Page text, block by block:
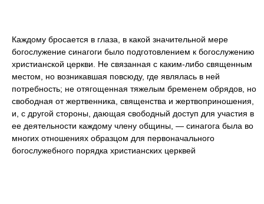
Каждому бросается в глаза, в какой значительной мере
богослужение синагоги было подготовлением к богослужению
христианской церкви. Не связанная с каким-либо священным
местом, но возникавшая повсюду, где являлась в ней
потребность; не отягощенная тяжелым бременем обрядов, но
свободная от жертвенника, священства и жертвоприношения,
и, с другой стороны, дающая свободный доступ для участия в
ее деятельности каждому члену общины, — синагога была во
многих отношениях образцом для первоначального
богослужебного порядка христианских церквей